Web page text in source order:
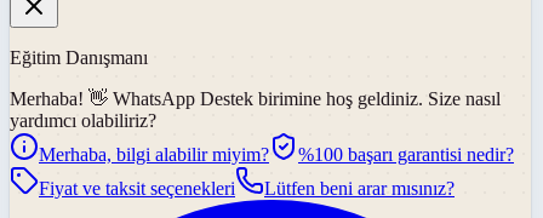
Eğitim Danışmanı
Merhaba! 👋 WhatsApp Destek birimine hoş geldiniz. Size nasıl
yardımcı olabiliriz?
Merhaba, bilgi alabilir miyim?
%100 başarı garantisi nedir?
Fiyat ve taksit seçenekleri
Lütfen beni arar mısınız?